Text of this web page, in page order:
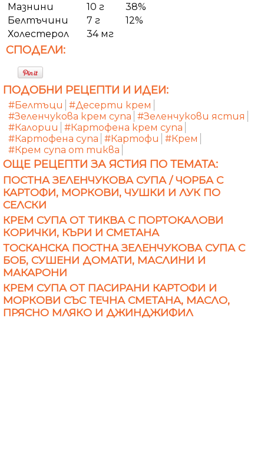
Мазнини
10 г
38%
Белтъчини
7 г
12%
Холестерол
34 мг
СПОДЕЛИ:
ПОДОБНИ РЕЦЕПТИ И ИДЕИ:
#Белтъци
#Десерти крем
#Зеленчукова крем супа #Зеленчукови ястия
#Калории
#Картофена крем супа
#Картофена супа #Картофи
#Крем
#Крем супа от тиква
ОЩЕ РЕЦЕПТИ ЗА ЯСТИЯ ПО ТЕМАТА:
ПОСТНА ЗЕЛЕНЧУКОВА СУПА / ЧОРБА С
КАРТОФИ, МОРКОВИ, ЧУШКИ И ЛУК ПО
СЕЛСКИ
КРЕМ СУПА ОТ ТИКВА С ПОРТОКАЛОВИ
КОРИЧКИ, КЪРИ И СМЕТАНА
ТОСКАНСКА ПОСТНА ЗЕЛЕНЧУКОВА СУПА С
БОБ, СУШЕНИ ДОМАТИ, МАСЛИНИ И
МАКАРОНИ
КРЕМ СУПА ОТ ПАСИРАНИ КАРТОФИ И
МОРКОВИ СЪС ТЕЧНА СМЕТАНА, МАСЛО,
ПРЯСНО МЛЯКО И ДЖИНДЖИФИЛ